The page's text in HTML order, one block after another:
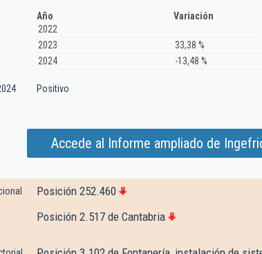
Año
Variación
2022
2023
33,38 %
2024
-13,48 %
Positivo
Accede al Informe ampliado de
Posición 252.460
Posición 2.517 de Cantabria